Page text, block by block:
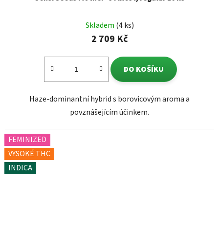
Skladem (4 ks)
2 709 Kč
DO KOŠÍKU
Haze-dominantní hybrid s borovicovým aroma a
povznášejícím účinkem.
FEMINIZED
VYSOKÉ THC
INDICA